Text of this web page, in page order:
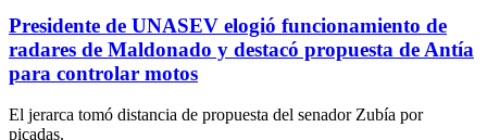
Presidente de UNASEV elogió funcionamiento de
radares de Maldonado y destacó propuesta de Antía
para controlar motos
El jerarca tomó distancia de propuesta del senador Zubía por
picadas.